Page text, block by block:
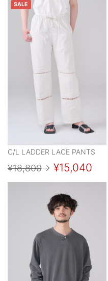
SALE
C/L LADDER LACE PANTS
¥18,800→ ¥15,040